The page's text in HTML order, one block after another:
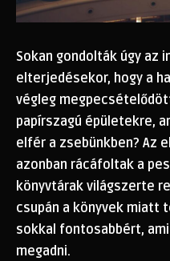
Sokan gondolták úgy az
elterjedésekor, hogy a
végleg
papírszagú épületekre,
elfér a zsebünkben? Az
azonban rácáfoltak a
könyvtárak világszerte
csupán a könyvek miatt
sokkal fontosabbért,
megadni.